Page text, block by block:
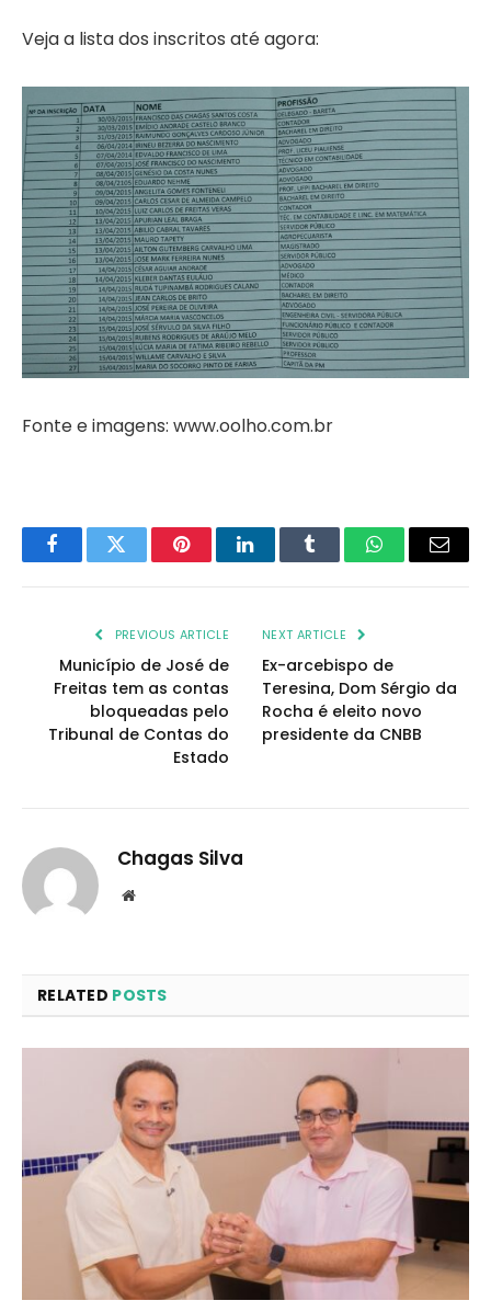
Veja a lista dos inscritos até agora:
Fonte e imagens: www.oolho.com.br
FacebookTwitter PinterestLinkedInTumblr WhatsAppEmail
PREVIOUS ARTICLE
Município de José de
Freitas tem as contas
bloqueadas pelo
Tribunal de Contas do
Estado
NEXT ARTICLE
Ex-arcebispo de
Teresina, Dom Sérgio da
Rocha é eleito novo
presidente da CNBB
Chagas Silva
Website
RELATED POSTS